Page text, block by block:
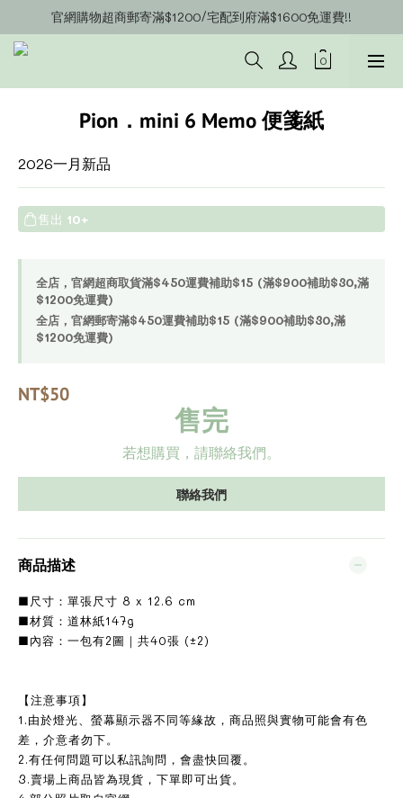
官網會員募集中~立即註冊即可獲得購物金$20!!!
官網購物超商郵寄滿$1200/宅配到府滿$1600免運費!!
官網會員募集中~立即註冊即可獲得購物金$20!!!
Pion．mini 6 Memo 便箋紙
2026一月新品
售出 10+
全店，官網超商取貨滿$450運費補助$15 (滿$900補助$30,滿
$1200免運費)
全店，官網郵寄滿$450運費補助$15 (滿$900補助$30,滿
$1200免運費)
NT$50
售完
若想購買，請聯絡我們。
聯絡我們
商品描述
■尺寸：單張尺寸 8 x 12.6 cm
■材質：道林紙147g
■內容：一包有2圖｜共40張 (±2)
【注意事項】
1.由於燈光、螢幕顯示器不同等緣故，商品照與實物可能會有色
差，介意者勿下。
2.有任何問題可以私訊詢問，會盡快回覆。
3.賣場上商品皆為現貨，下單即可出貨。